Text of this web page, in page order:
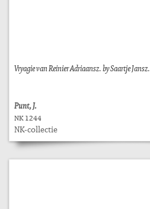
Vryagie van Reinier Adriaansz. by Saartje Jansz.
Punt, J.
NK 1244
NK-collectie